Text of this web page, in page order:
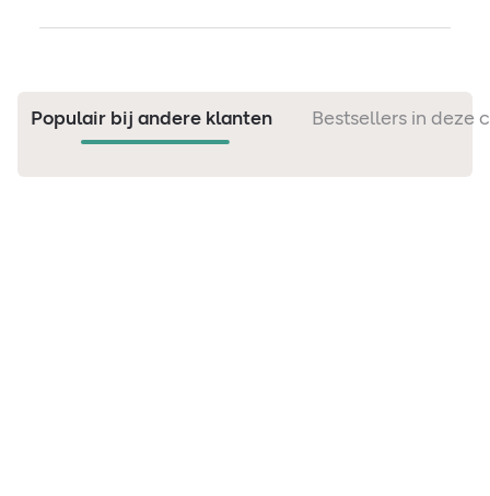
Populair bij andere klanten Bestsellers in deze